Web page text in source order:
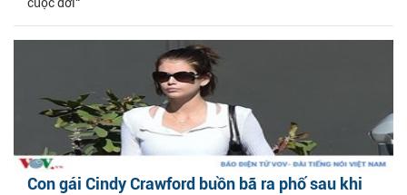
cuộc đời“
Con gái Cindy Crawford buồn bã ra phố sau khi